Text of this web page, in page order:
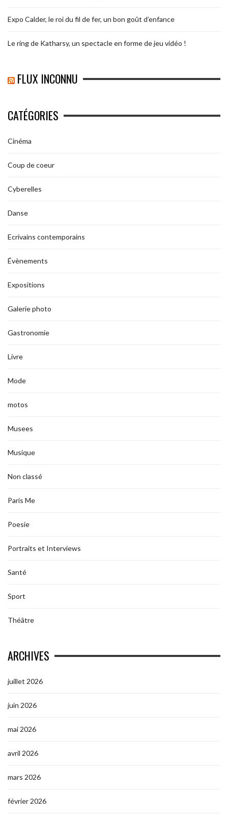
Expo Calder, le roi du fil de fer, un bon goût d’enfance
Le ring de Katharsy, un spectacle en forme de jeu vidéo !
FLUX INCONNU
CATÉGORIES
Cinéma
Coup de coeur
Cyberelles
Danse
Ecrivains contemporains
Évènements
Expositions
Galerie photo
Gastronomie
Livre
Mode
motos
Musees
Musique
Non classé
Paris Me
Poesie
Portraits et Interviews
Santé
Sport
Théâtre
ARCHIVES
juillet 2026
juin 2026
mai 2026
avril 2026
mars 2026
février 2026